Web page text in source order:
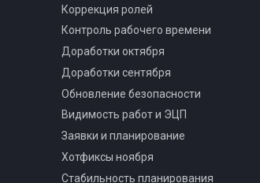
Коррекция ролей
Контроль рабочего времени
Доработки октября
Доработки сентября
Обновление безопасности
Видимость работ и ЭЦП
Заявки и планирование
Хотфиксы ноября
Стабильность планирования